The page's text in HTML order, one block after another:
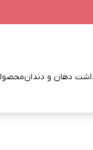
دهان و دندان